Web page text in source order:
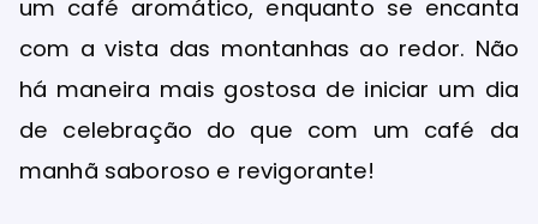
um café aromático, enquanto se encanta
com a vista das montanhas ao redor. Não
há maneira mais gostosa de iniciar um dia
de celebração do que com um café da
manhã saboroso e revigorante!